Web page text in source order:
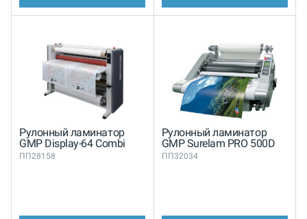
Рулонный ламинатор
GMP Display-64 Combi
ПП28158
Рулонный ламинатор
GMP Surelam PRO 500D
ПП32034